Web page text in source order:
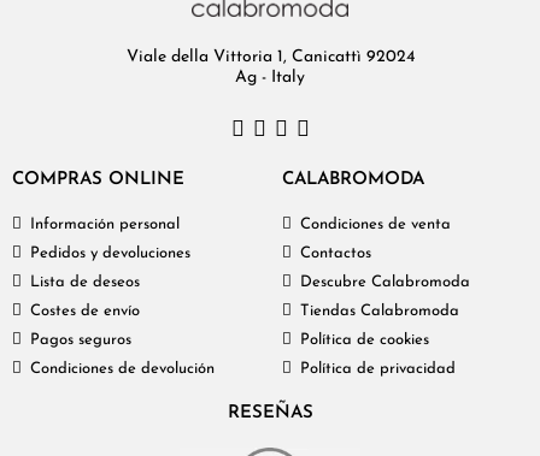
Viale della Vittoria 1, Canicattì 92024
Ag - Italy
COMPRAS ONLINE
Información personal
Pedidos y devoluciones
Lista de deseos
Costes de envío
Pagos seguros
Condiciones de devolución
CALABROMODA
Condiciones de venta
Contactos
Descubre Calabromoda
Tiendas Calabromoda
Política de cookies
Política de privacidad
RESEÑAS